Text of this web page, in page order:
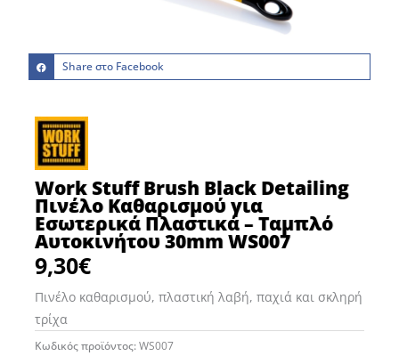
Share στο Facebook
Work Stuff Brush Black Detailing
Πινέλο Καθαρισμού για
Εσωτερικά Πλαστικά – Ταμπλό
Αυτοκινήτου 30mm WS007
9,30€
Πινέλο καθαρισμού, πλαστική λαβή, παχιά και σκληρή
τρίχα
Κωδικός προϊόντος:WS007